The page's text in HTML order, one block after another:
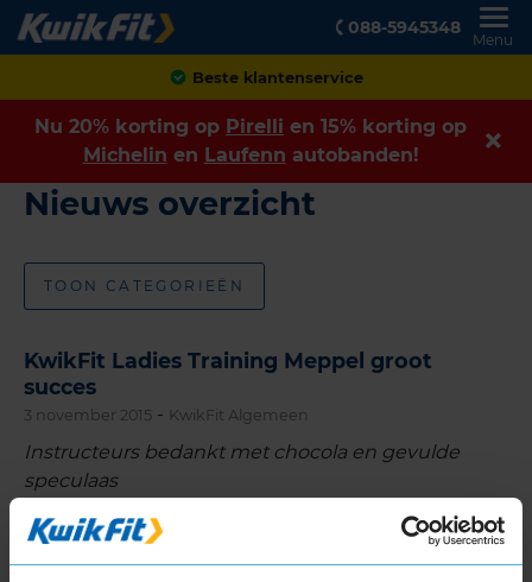
088-5945348
Menu
Beste klantenservice
Nu 20% korting op Pirelli en 15% korting op
Michelin en Laufenn autobanden!
Nieuws overzicht
TOON CATEGORIEËN
KwikFit Ladies Training Meppel groot
succes
3 november 2015 - KwikFit Algemeen
Instructeurs bedankt met chocola en gevulde
speculaas
Ruim 30 stoere vrouwen uit Meppel en omgeving
deden donderdag 29 oktober mee aan de Ladies